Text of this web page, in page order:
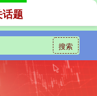
搜索
题